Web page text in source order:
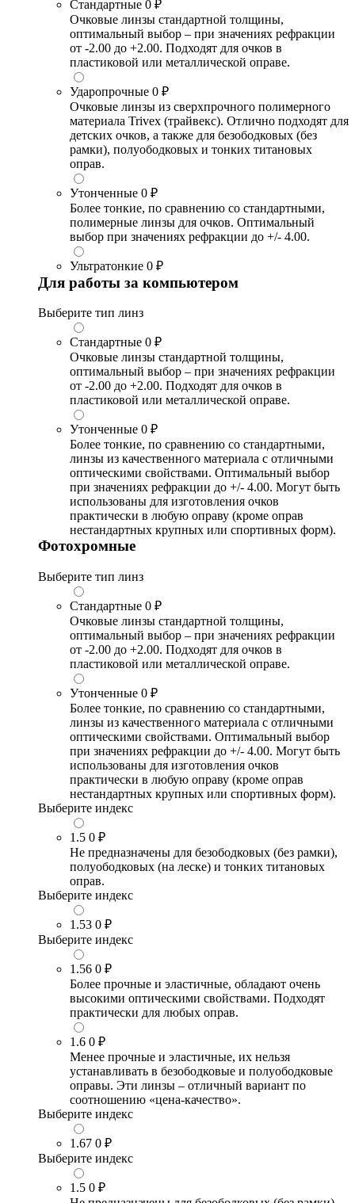
Стандартные 0 ₽
Очковые линзы стандартной толщины,
оптимальный выбор – при значениях рефракции
от -2.00 до +2.00. Подходят для очков в
пластиковой или металлической оправе.
Ударопрочные 0 ₽
Очковые линзы из сверхпрочного полимерного
материала Trivex (трайвекс). Отлично подходят для
детских очков, а также для безободковых (без
рамки), полуободковых и тонких титановых
оправ.
Утонченные 0 ₽
Более тонкие, по сравнению со стандартными,
полимерные линзы для очков. Оптимальный
выбор при значениях рефракции до +/- 4.00.
Ультратонкие 0 ₽
Для работы за компьютером
Выберите тип линз
Стандартные 0 ₽
Очковые линзы стандартной толщины,
оптимальный выбор – при значениях рефракции
от -2.00 до +2.00. Подходят для очков в
пластиковой или металлической оправе.
Утонченные 0 ₽
Более тонкие, по сравнению со стандартными,
линзы из качественного материала с отличными
оптическими свойствами. Оптимальный выбор
при значениях рефракции до +/- 4.00. Могут быть
использованы для изготовления очков
практически в любую оправу (кроме оправ
нестандартных крупных или спортивных форм).
Фотохромные
Выберите тип линз
Стандартные 0 ₽
Очковые линзы стандартной толщины,
оптимальный выбор – при значениях рефракции
от -2.00 до +2.00. Подходят для очков в
пластиковой или металлической оправе.
Утонченные 0 ₽
Более тонкие, по сравнению со стандартными,
линзы из качественного материала с отличными
оптическими свойствами. Оптимальный выбор
при значениях рефракции до +/- 4.00. Могут быть
использованы для изготовления очков
практически в любую оправу (кроме оправ
нестандартных крупных или спортивных форм).
Выберите индекс
1.5 0 ₽
Не предназначены для безободковых (без рамки),
полуободковых (на леске) и тонких титановых
оправ.
Выберите индекс
1.53 0 ₽
Выберите индекс
1.56 0 ₽
Более прочные и эластичные, обладают очень
высокими оптическими свойствами. Подходят
практически для любых оправ.
1.6 0 ₽
Менее прочные и эластичные, их нельзя
устанавливать в безободковые и полуободковые
оправы. Эти линзы – отличный вариант по
соотношению «цена-качество».
Выберите индекс
1.67 0 ₽
Выберите индекс
1.5 0 ₽